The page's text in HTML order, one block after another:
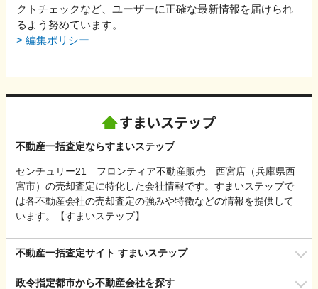
クトチェックなど、ユーザーに正確な最新情報を届けられ
るよう努めています。
> 編集ポリシー
不動産一括査定ならすまいステップ
センチュリー21 フロンティア不動産販売 西宮店（兵庫県西
宮市）の売却査定に特化した会社情報です。すまいステップで
は各不動産会社の売却査定の強みや特徴などの情報を提供して
います。【すまいステップ】
不動産一括査定サイト すまいステップ
政令指定都市から不動産会社を探す